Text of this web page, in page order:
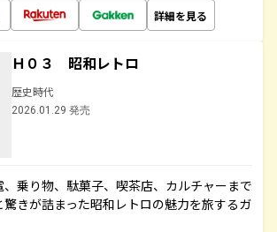
詳細を見る
Ｈ０３ 昭和レトロ
歴史時代
2026.01.29 発売
乗り物、駄菓子、喫茶店、カルチャーまで
きが詰まった昭和レトロの魅力を旅するガ